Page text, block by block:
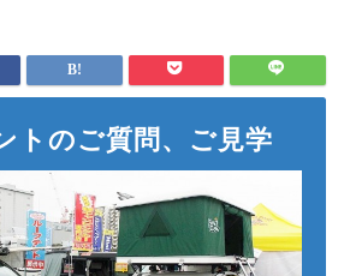
トのご質問、ご見学